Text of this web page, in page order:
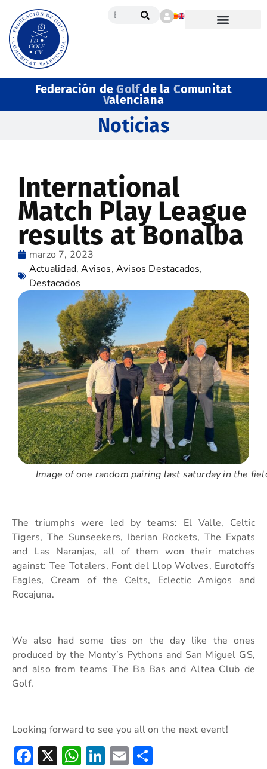
Federación deGolfde la Comunitat
Valenciana
Noticias
International
Match Play League
results at Bonalba
marzo 7, 2023
Actualidad,Avisos,Avisos Destacados,
Destacados
Image of one random pairing last saturday in the
The triumphs were led by teams: El Valle, Celtic
Tigers, The Sunseekers, Iberian Rockets, The Expats
and Las Naranjas, all of them won their matches
against: Tee Totalers, Font del Llop Wolves, Eurotoffs
Eagles, Cream of the Celts, Eclectic Amigos and
Rocajuna.
We also had some ties on the day like the ones
produced by the Monty’s Pythons and San Miguel GS,
and also from teams The Ba Bas and Altea Club de
Golf.
Looking forward to see you all on the next event!
Facebook
X WhatsApp
LinkedIn
Email